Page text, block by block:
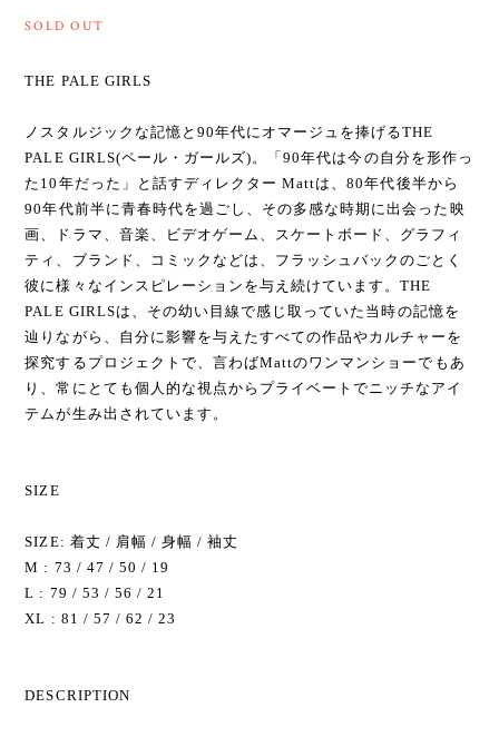
SOLD OUT
THE PALE GIRLS
ノスタルジックな記憶と90年代にオマージュを捧げるTHE
PALE GIRLS(ペール・ガールズ)。「90年代は今の自分を形作っ
た10年だった」と話すディレクター Mattは、80年代後半から
90年代前半に青春時代を過ごし、その多感な時期に出会った映
画、ドラマ、音楽、ビデオゲーム、スケートボード、グラフィ
ティ、ブランド、コミックなどは、フラッシュバックのごとく
彼に様々なインスピレーションを与え続けています。THE
PALE GIRLSは、その幼い目線で感じ取っていた当時の記憶を
辿りながら、自分に影響を与えたすべての作品やカルチャーを
探究するプロジェクトで、言わばMattのワンマンショーでもあ
り、常にとても個人的な視点からプライベートでニッチなアイ
テムが生み出されています。
SIZE
SIZE: 着丈 / 肩幅 / 身幅 / 袖丈
M : 73 / 47 / 50 / 19
L : 79 / 53 / 56 / 21
XL : 81 / 57 / 62 / 23
DESCRIPTION